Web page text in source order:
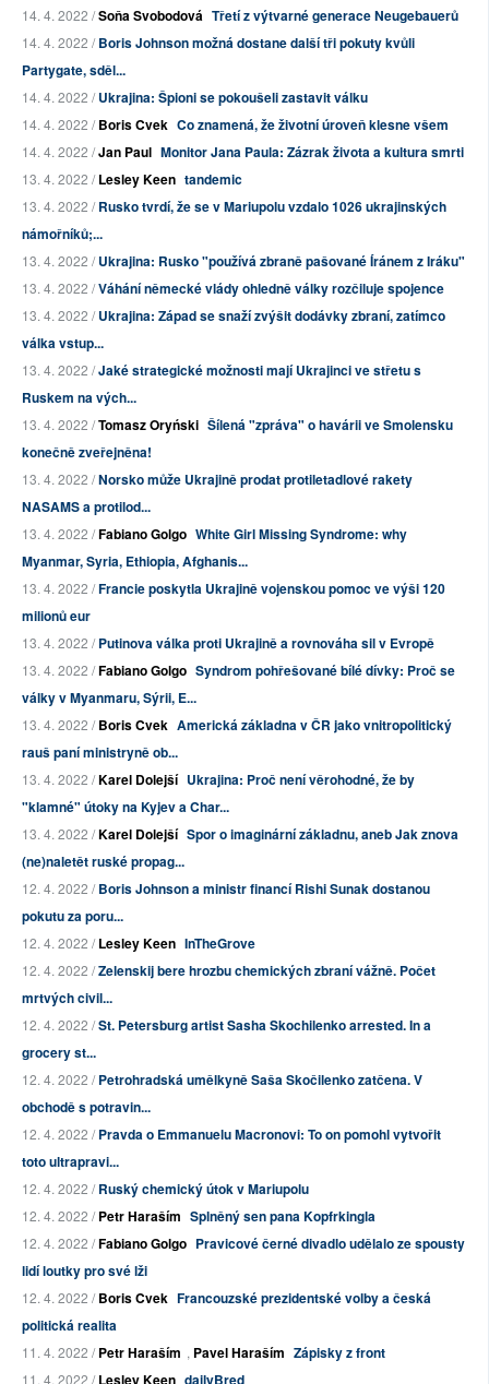
14. 4. 2022 /Soňa Svobodová Třetí z výtvarné generace Neugebauerů
14. 4. 2022 /Boris Johnson možná dostane další tři pokuty kvůli
Partygate, sděl...
14. 4. 2022 /Ukrajina: Špioni se pokoušeli zastavit válku
14. 4. 2022 /Boris Cvek Co znamená, že životní úroveň klesne všem
14. 4. 2022 /Jan Paul Monitor Jana Paula: Zázrak života a kultura smrti
13. 4. 2022 /Lesley Keen tandemic
13. 4. 2022 /Rusko tvrdí, že se v Mariupolu vzdalo 1026 ukrajinských
námořníků;...
13. 4. 2022 /Ukrajina: Rusko "používá zbraně pašované Íránem z Iráku"
13. 4. 2022 /Váhání německé vlády ohledně války rozčiluje spojence
13. 4. 2022 /Ukrajina: Západ se snaží zvýšit dodávky zbraní, zatímco
válka vstup...
13. 4. 2022 /Jaké strategické možnosti mají Ukrajinci ve střetu s
Ruskem na vých...
13. 4. 2022 /Tomasz Oryński Šílená "zpráva" o havárii ve Smolensku
konečně zveřejněna!
13. 4. 2022 /Norsko může Ukrajině prodat protiletadlové rakety
NASAMS a protilod...
13. 4. 2022 /Fabiano Golgo White Girl Missing Syndrome: why
Myanmar, Syria, Ethiopia, Afghanis...
13. 4. 2022 /Francie poskytla Ukrajině vojenskou pomoc ve výši 120
milionů eur
13. 4. 2022 /Putinova válka proti Ukrajině a rovnováha sil v Evropě
13. 4. 2022 /Fabiano Golgo Syndrom pohřešované bílé dívky: Proč se
války v Myanmaru, Sýrii, E...
13. 4. 2022 /Boris Cvek Americká základna v ČR jako vnitropolitický
rauš paní ministryně ob...
13. 4. 2022 /Karel Dolejší Ukrajina: Proč není věrohodné, že by
"klamné" útoky na Kyjev a Char...
13. 4. 2022 /Karel Dolejší Spor o imaginární základnu, aneb Jak znova
(ne)naletět ruské propag...
12. 4. 2022 /Boris Johnson a ministr financí Rishi Sunak dostanou
pokutu za poru...
12. 4. 2022 /Lesley Keen InTheGrove
12. 4. 2022 /Zelenskij bere hrozbu chemických zbraní vážně. Počet
mrtvých civil...
12. 4. 2022 /St. Petersburg artist Sasha Skochilenko arrested. In a
grocery st...
12. 4. 2022 /Petrohradská umělkyně Saša Skočilenko zatčena. V
obchodě s potravin...
12. 4. 2022 /Pravda o Emmanuelu Macronovi: To on pomohl vytvořit
toto ultrapravi...
12. 4. 2022 /Ruský chemický útok v Mariupolu
12. 4. 2022 /Petr Haraším Splněný sen pana Kopfrkingla
12. 4. 2022 /Fabiano Golgo Pravicové černé divadlo udělalo ze spousty
lidí loutky pro své lži
12. 4. 2022 /Boris Cvek Francouzské prezidentské volby a česká
politická realita
11. 4. 2022 /Petr Haraším , Pavel Haraším Zápisky z front
11. 4. 2022 /Lesley Keen dailyBred